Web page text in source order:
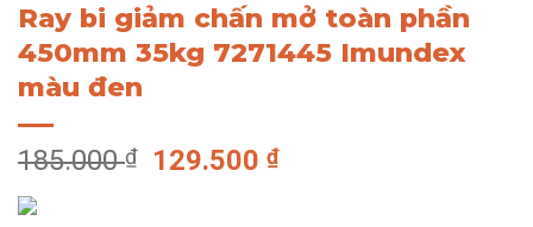
Ray bi giảm chấn mở toàn phần
450mm 35kg 7271445 Imundex
màu đen
185.000₫
Giá
129.500₫Giá